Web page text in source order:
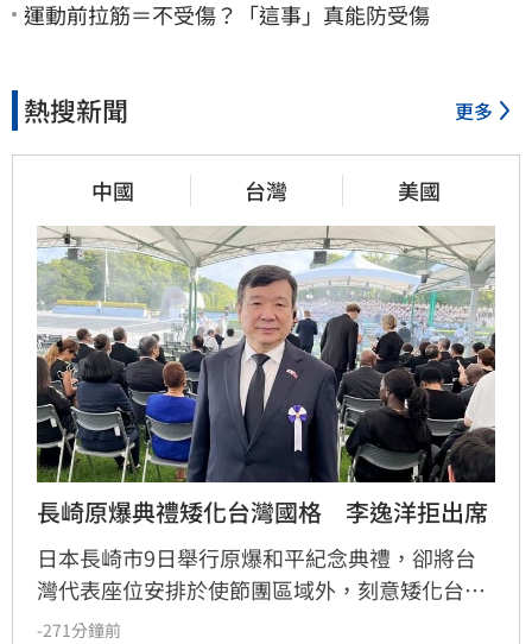
運動前拉筋＝不受傷？「這事」真能防受傷
熱搜新聞 更多
中國 台灣 美國
長崎原爆典禮矮化台灣國格　李逸洋拒出席
日本長崎市9日舉行原爆和平紀念典禮，卻將台
灣代表座位安排於使節團區域外，刻意矮化台灣
國格。駐日代表李逸洋對此表達強烈抗議與遺
-271分鐘前